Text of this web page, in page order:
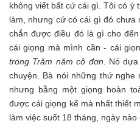
không viết bất cứ cái gì. Tôi có ý
làm, nhưng cứ có cái gì đó chưa
chắn được điều đó là gì cho
cái giọng mà mình cần - cái
trong Trăm năm cô đơn. Nó
chuyện. Bà nói những thứ
nhưng bằng một giọng hoàn
được cái giọng kể mà nhất thiết
làm việc suốt 18 tháng, ngày nào